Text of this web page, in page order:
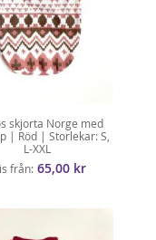
skjorta Norge med
| Röd | Storlekar: S,
L-XXL
från 65,00 kr